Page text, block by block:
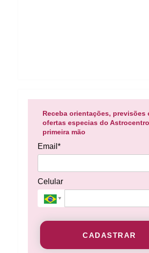
Receba orientações, previsões
ofertas especias do
primeira mão
Email*
Celular
CADASTRAR